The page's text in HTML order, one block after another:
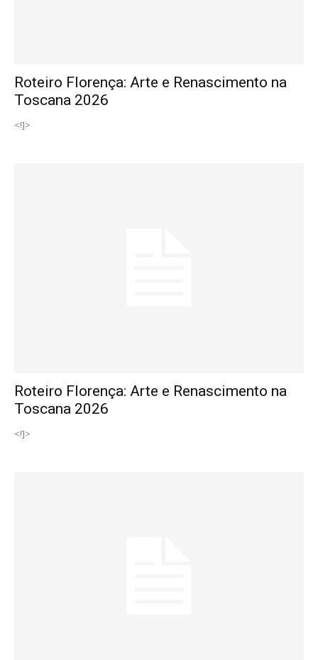
Roteiro Florença: Arte e Renascimento na
Toscana 2026
<!]>
Roteiro Florença: Arte e Renascimento na
Toscana 2026
<!]>